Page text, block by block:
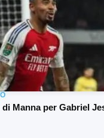
Manna per Gabriel